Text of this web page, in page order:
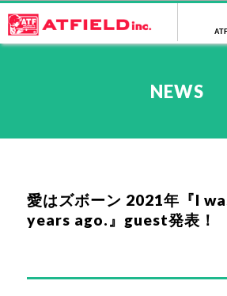
NEWS
愛はズボーン 2021年『I
years ago.』guest発表！